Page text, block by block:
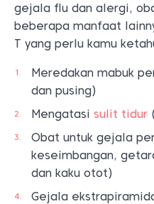
gejala flu dan alergi,
beberapa manfaat
T yang perlu kamu
Meredakan mabuk
dan pusing)
Mengatasi sulit tidur
Obat untuk gejala
keseimbangan,
dan kaku otot)
Gejala